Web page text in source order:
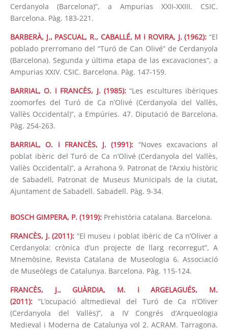
Cerdanyola (Barcelona)”, a Ampurias XXII-XXIII. CSIC.
Barcelona. Pàg. 183-221.
BARBERÀ, J., PASCUAL, R., CABALLÉ, M i ROVIRA, J. (1962): “El
poblado prerromano del “Turó de Can Olivé” de Cerdanyola
(Barcelona). Segunda y última etapa de las excavaciones”, a
Ampurias XXIV. CSIC. Barcelona. Pàg. 147-159.
BARRIAL, O. i FRANCÈS, J. (1985):“Les escultures ibèriques
zoomorfes del Turó de Ca n’Olivé (Cerdanyola del Vallès,
Vallès Occidental)”, a Empúries. 47. Diputació de Barcelona.
Pàg. 254-263.
BARRIAL, O. i FRANCÈS, J. (1991): “Noves excavacions al
poblat ibèric del Turó de Ca n’Olivé (Cerdanyola del Vallès,
Vallès Occidental)”, a Arrahona 9. Patronat de l’Arxiu històric
de Sabadell, Patronat de Museus Municipals de la ciutat,
Ajuntament de Sabadell. Sabadell. Pàg. 9-34.
BOSCH GIMPERA, P. (1919): Prehistòria catalana. Barcelona.
FRANCÈS, J. (2011): “El museu i poblat ibèric de Ca n’Oliver a
Cerdanyola: crònica d’un projecte de llarg recorregut”, A
Mnemòsine, Revista Catalana de Museologia 6. Associació
de Museòlegs de Catalunya. Barcelona. Pàg. 115-124.
FRANCÈS, J., GUÀRDIA, M. i ARGELAGUÉS, M.
(2011): “L’ocupació altmedieval del Turó de Ca n’Oliver
(Cerdanyola del Vallès)”, a IV Congrés d’Arqueologia
Medieval i Moderna de Catalunya vol 2. ACRAM. Tarragona.